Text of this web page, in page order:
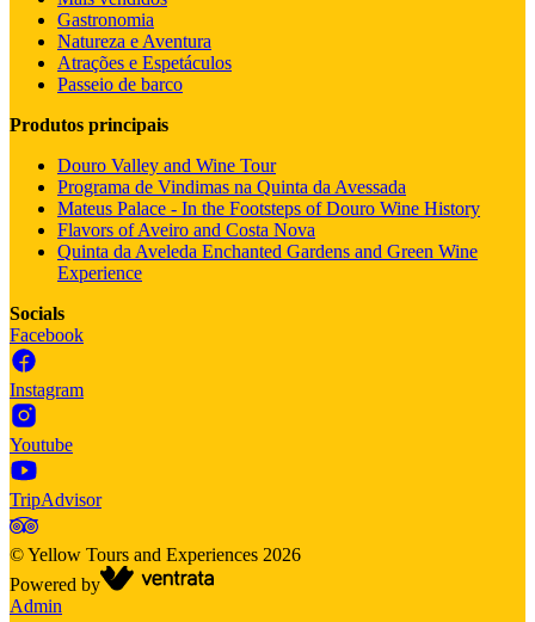
Gastronomia
Natureza e Aventura
Atrações e Espetáculos
Passeio de barco
Produtos principais
Douro Valley and Wine Tour
Programa de Vindimas na Quinta da Avessada
Mateus Palace - In the Footsteps of Douro Wine History
Flavors of Aveiro and Costa Nova
Quinta da Aveleda Enchanted Gardens and Green Wine
Experience
Socials
Facebook
Instagram
Youtube
TripAdvisor
©Yellow Tours and Experiences 2026
Powered by
Admin